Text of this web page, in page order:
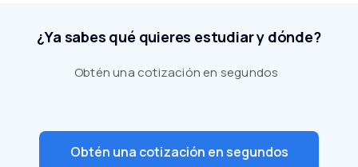
¿Ya sabes qué quieres estudiar y dónde?
Obtén una cotización en segundos
Obtén una cotización en segundos